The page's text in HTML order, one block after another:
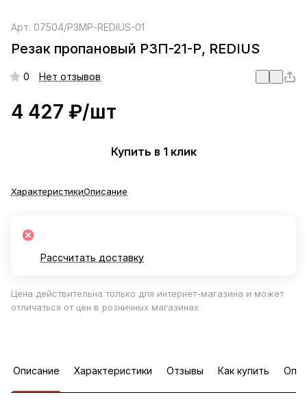
Арт. 07504/Р3МР-REDIUS-01
Резак пропановый Р3П-21-Р, REDIUS
0 Нет отзывов
4 427 ₽/шт
Купить в 1 клик
ХарактеристикиОписание
Рассчитать доставку
Цена действительна только для интернет-магазина и может
отличаться от цен в розничных магазинах
Описание Характеристики Отзывы Как купить